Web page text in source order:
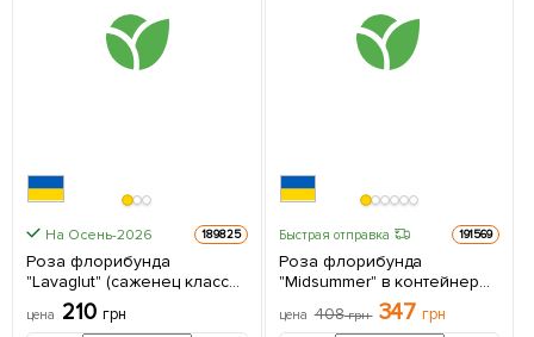
На Осень-2026 189825
Роза флорибунда
"Lavaglut" (саженец класса
АА+) высший сорт 1
саженец в упаковке
цена 210 грн
Быстрая отправка 191569
Роза флорибунда
"Midsummer" в контейнере,
высший сорт 1 саженец в
упаковке
цена 408грн 347 грн